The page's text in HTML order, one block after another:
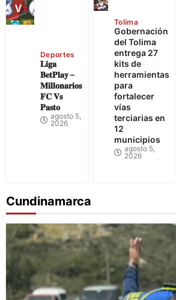
Deportes
𝐋𝐢𝐠𝐚
𝐁𝐞𝐭𝐏𝐥𝐚𝐲 –
𝐌𝐢𝐥𝐥𝐨𝐧𝐚𝐫𝐢𝐨𝐬
𝐅𝐂 𝐕𝐬
𝐏𝐚𝐬𝐭𝐨
agosto 5,
2026
Tolima
Gobernación
del Tolima
entrega 27
kits de
herramientas
para
fortalecer
vías
terciarias en
12
municipios
agosto 5,
2026
Cundinamarca